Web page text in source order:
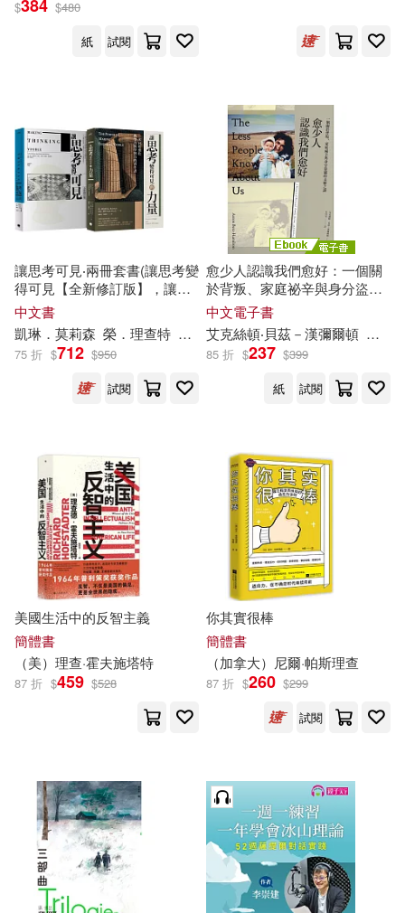
（英）溫斯頓·丘吉爾(40)
全國一級建造師執業資格考試試題
分析小組(39)
全國衛生專業技術資格考試用書編
寫專家委員會(39)
劉燁(39)
台灣牛頓出版股份有限公司(39)
劉偉(38)
勞動部(38)
台灣犯罪作家聯會(38)
飛躍考試輔導中心(38)
（德）尼采(37)
（美）梭羅(37) バルタン(36)
北京郵電大學出版社(575)
北京工業大學出版社(569)
Naxos(565) 譯林出版社(562)
四川大學出版社(554)
Warner Classics(542)
中央編譯出版社(528)
Deutsche Grammophon(523)
中國科學技術大學出版社(522)
台灣東販(521)
九州出版社(517)
中國勞動社會保障出版社(511)
北京科學技術出版社(509)
冶金工業出版社(507)
同濟大學出版社(505)
(電子書)
$384 $480
紙
試閱
讓思考可見‧兩冊套書(讓思考變
得可見【全新修訂版】，讓思
考變得可見的力量)
中文書
凱琳．莫莉森 榮． 理查特 馬克．邱奇 伍晴文 侯秋玲 劉恆昌
75 折 $712 $950
試閱
愈少人認識我們愈好：一個關
於背叛、家庭祕辛與身分盜竊
的未解之謎 (電子書)
中文電子書
艾克絲頓‧貝茲－漢彌爾頓 朱崇
85 折 $237 $399
紙
試閱
美國生活中的反智主義
簡體書
（美） 理查·霍夫施塔特
87 折 $459 $528
你其實很棒
簡體書
（加拿大）尼爾·帕斯理查
87 折 $260 $299
試閱